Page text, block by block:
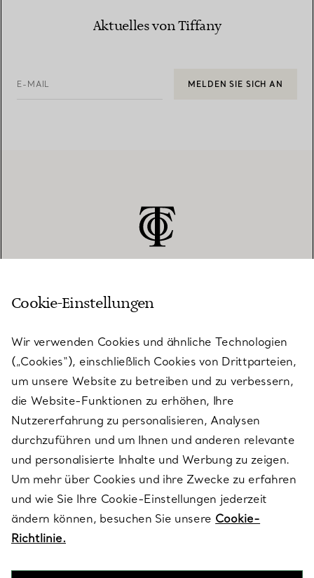
Aktuelles von Tiffany
E-MAIL MELDEN SIE SICH AN
KUNDENSERVICE
SERVICES
ÜBER TIFFANY & CO.
RECHTLICHE HINWEISE
FOLGEN SIE UNS
Cookie-Einstellungen
Wir verwenden Cookies und ähnliche Technologien
(„Cookies“), einschließlich Cookies von Drittparteien,
um unsere Website zu betreiben und zu verbessern,
die Website-Funktionen zu erhöhen, Ihre
Nutzererfahrung zu personalisieren, Analysen
durchzuführen und um Ihnen und anderen relevante
und personalisierte Inhalte und Werbung zu zeigen.
Um mehr über Cookies und ihre Zwecke zu erfahren
und wie Sie Ihre Cookie-Einstellungen jederzeit
ändern können, besuchen Sie unsere Cookie-
Richtlinie.